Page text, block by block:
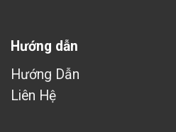
Hướng dẫn
Hướng Dẫn
Liên Hệ